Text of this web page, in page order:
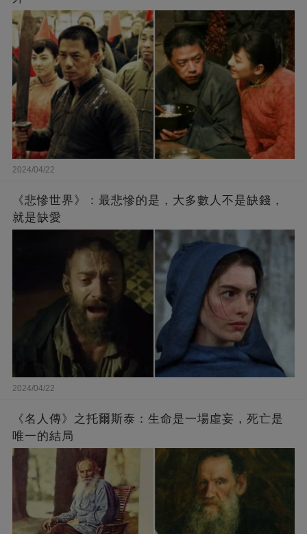
2024/04/22
《悲慘世界》：最悲慘的是，大多數人不是缺錢，
就是缺愛
2024/04/22
《名人傳》之托爾斯泰：生命是一場虛妄，死亡是
唯一的結局